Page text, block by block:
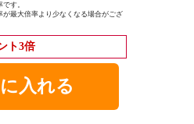
す。
最大倍率より少なくなる場合がござ
ト3倍
入れる